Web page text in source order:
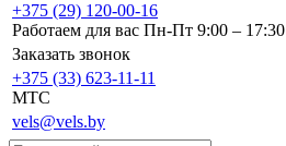
+375 (29) 120-00-16
Работаем для вас Пн-Пт 9:00 – 17:30
Заказать звонок
+375 (33) 623-11-11
MTC
vels@vels.by